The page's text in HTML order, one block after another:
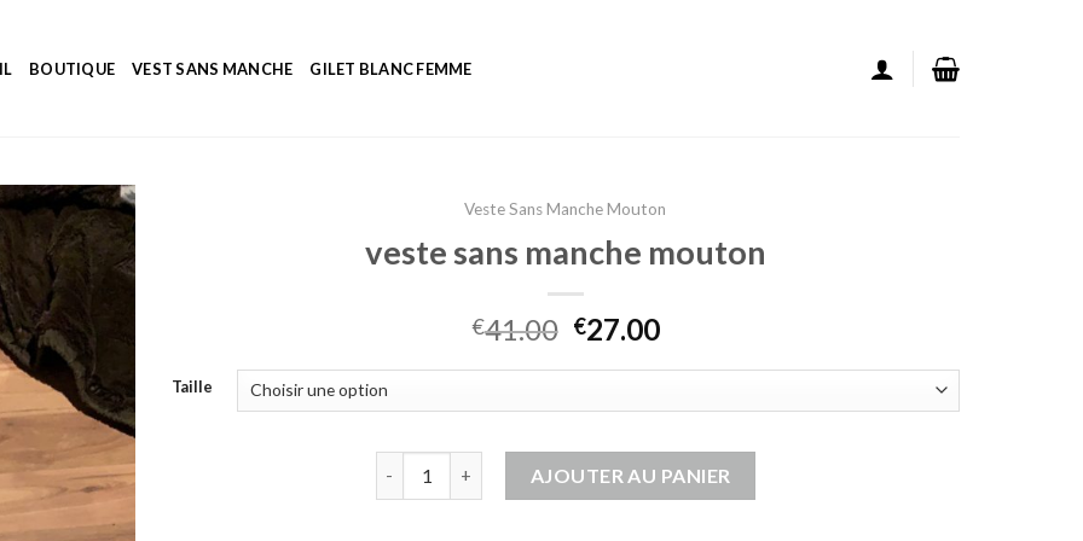
BOUTIQUE VEST SANS MANCHE GILET BLANC FEMME
Veste Sans Manche Mouton
veste sans manche mouton
€41.00 €27.00
Taille
AJOUTER AU PANIER